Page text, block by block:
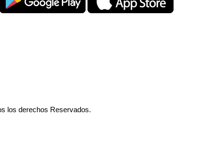
los derechos Reservados.